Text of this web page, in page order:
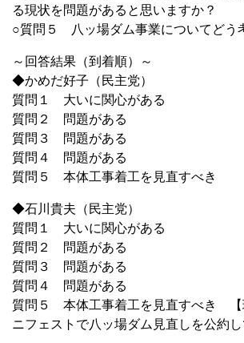
る現状を問題があると思いますか？
○質問５ 八ッ場ダム事業についてど
～回答結果（到着順）～
◆かめだ好子（民主党）
質問１ 大いに関心がある
質問２ 問題がある
質問３ 問題がある
質問４ 問題がある
質問５ 本体工事着工を見直すべき
◆石川貴夫（民主党）
質問１ 大いに関心がある
質問２ 問題がある
質問３ 問題がある
質問４ 問題がある
質問５ 本体工事着工を見直すべき 【
ニフェストで八ッ場ダム見直しを公約し